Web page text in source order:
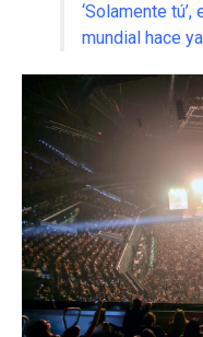
‘Solamente
mundial hace